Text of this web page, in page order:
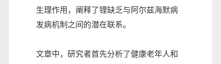
生理作用，阐释了锂缺乏与阿尔兹海默病
发病机制之间的潜在联系。
文章中，研究者首先分析了健康老年人和